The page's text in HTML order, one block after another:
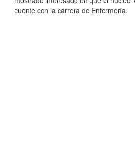
cuente con la carrera de Enfermería.